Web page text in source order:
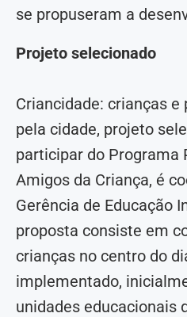
se propuseram a
Projeto selecionado
Criancidade: crianças
pela cidade, projeto
participar do
Amigos da Criança, é
Gerência de Educação
proposta consiste em
crianças no centro do
implementado,
unidades educacionais